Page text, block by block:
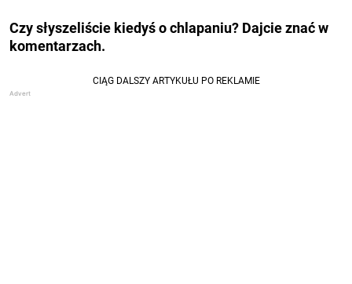
Czy słyszeliście kiedyś o chlapaniu? Dajcie znać w
komentarzach.